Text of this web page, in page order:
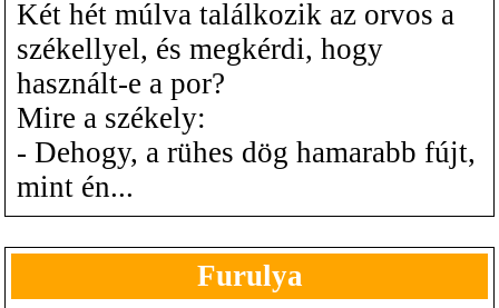
Két hét múlva találkozik az orvos a
székellyel, és megkérdi, hogy
használt-e a por?
Mire a székely:
- Dehogy, a rühes dög hamarabb fújt,
mint én...
Furulya